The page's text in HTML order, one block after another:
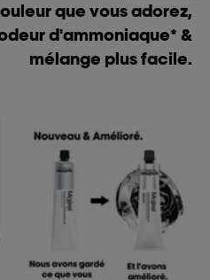
que vous adorez,
d'ammoniaque* &
mélange plus facile.